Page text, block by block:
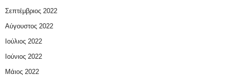
Σεπτέμβριος 2022
Αύγουστος 2022
Ιούλιος 2022
Ιούνιος 2022
Μάιος 2022